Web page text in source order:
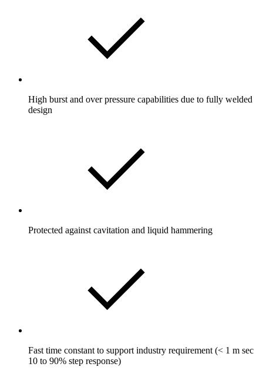
High burst and over pressure capabilities due to fully welded
design
Protected against cavitation and liquid hammering
Fast time constant to support industry requirement (< 1 m sec
10 to 90% step response)